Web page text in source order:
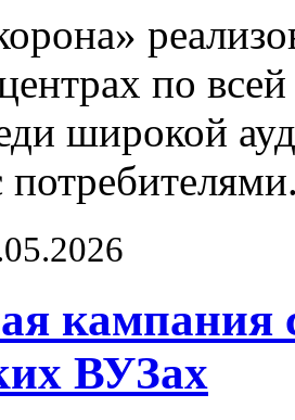
по
широкой
кампания
ВУЗах